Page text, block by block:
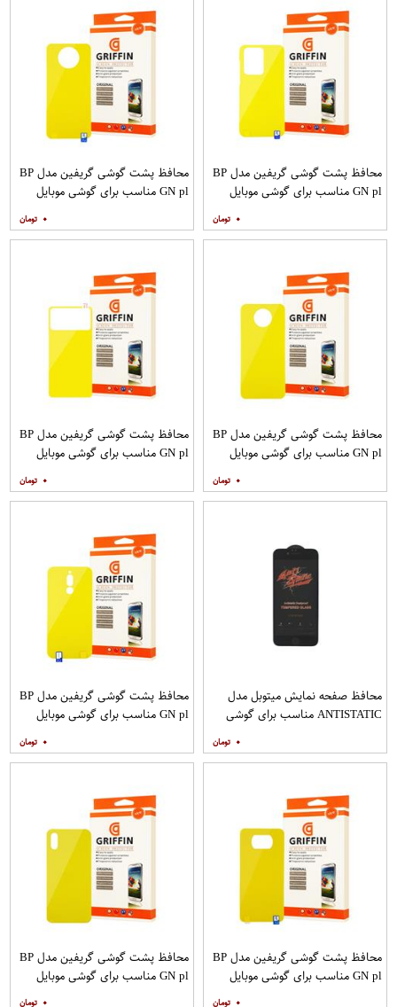
محافظ پشت گوشی گریفین مدل BP
GN pl مناسب برای گوشی موبایل
۰
محافظ پشت گوشی گریفین مدل BP
GN pl مناسب برای گوشی موبایل
۰
محافظ پشت گوشی گریفین مدل BP
GN pl مناسب برای گوشی موبایل
۰
محافظ پشت گوشی گریفین مدل BP
GN pl مناسب برای گوشی موبایل
۰
محافظ صفحه نمایش میتوبل مدل
ANTISTATIC مناسب برای گوشی
۰
محافظ پشت گوشی گریفین مدل BP
GN pl مناسب برای گوشی موبایل
۰
محافظ پشت گوشی گریفین مدل BP
GN pl مناسب برای گوشی موبایل
محافظ پشت گوشی گریفین مدل BP
GN pl مناسب برای گوشی موبایل